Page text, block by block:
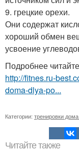
9. грецкие орехи.
Они содержат
хороший обмен
усвоение
Подробнее
http://fitnes.ru-
doma-dlya-po...
Категории: тренировки
Читайте также